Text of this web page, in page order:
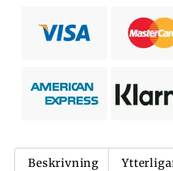
Beskrivning